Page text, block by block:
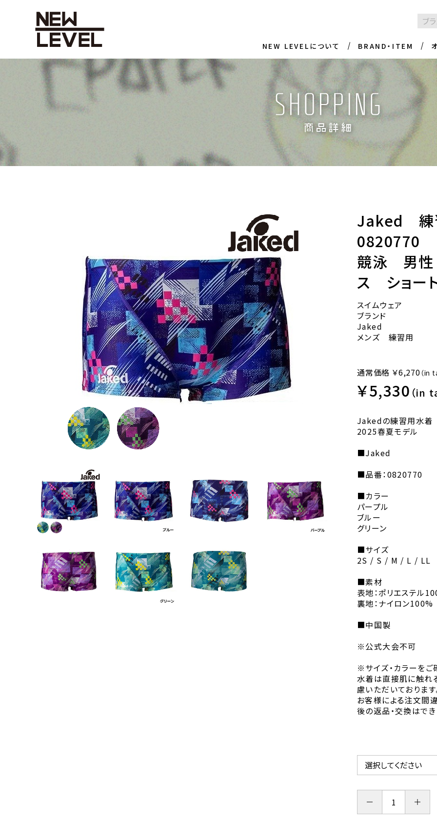
NEW LEVELについて BRAND・ITEM
Jaked
0820770
競泳 男性
ス ショー
スイムウェア
ブランド
Jaked
メンズ 練習用
通常価格 ￥6,270 （in
￥5,330 （in
Jakedの練習用水着
2025春夏モデル
■Jaked
■品番：0820770
■カラー
パープル
ブルー
グリーン
■サイズ
2S / S / M / L / LL
■素材
表地：ポリエステル
裏地：ナイロン100%
■中国製
※公式大会不可
※サイズ・カラーをご
水着は直接肌に触れ
慮いただいております
お客様による注文間
後の返品・交換はで